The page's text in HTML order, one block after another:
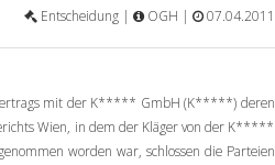
Entscheidung |
OGH | 07.04.2011
mit der K***** GmbH (K*****) deren
Wien, in dem der Kläger von der K*****
worden war, schlossen die Parteien